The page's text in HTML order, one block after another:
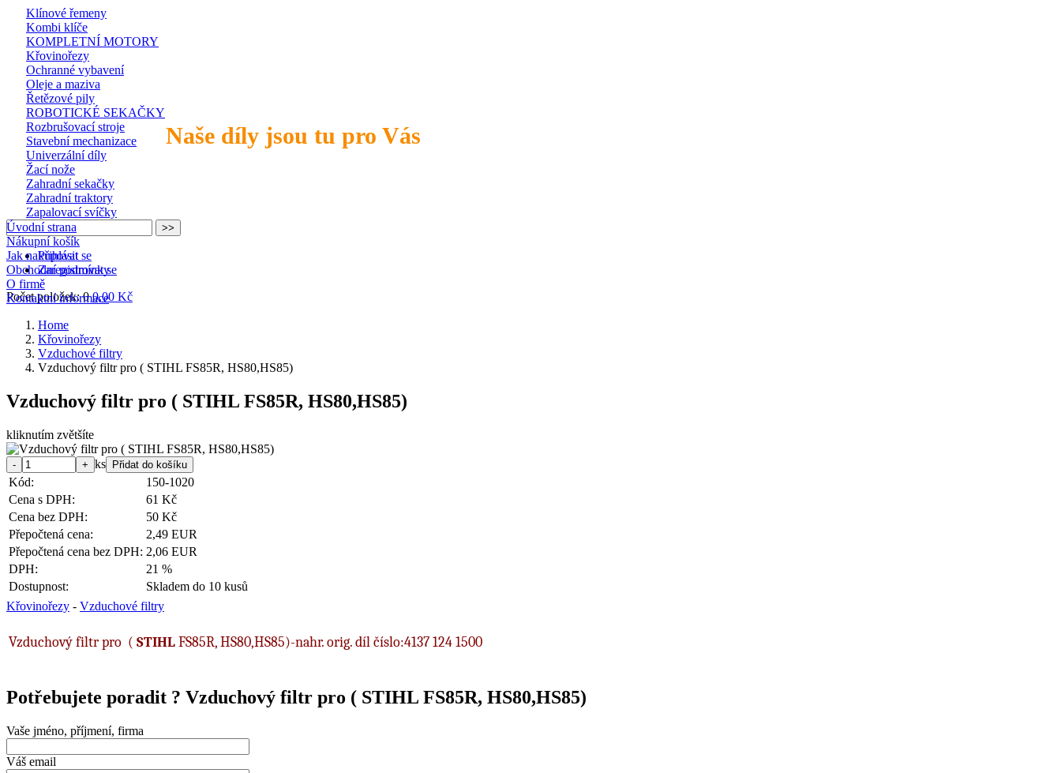
Naše díly jsou tu pro Vás
Klínové řemeny
Kombi klíče
KOMPLETNÍ MOTORY
Křovinořezy
Ochranné vybavení
Oleje a maziva
Řetězové pily
ROBOTICKÉ SEKAČKY
Rozbrušovací stroje
Stavební mechanizace
Univerzální díly
Žací nože
Zahradní sekačky
Zahradní traktory
Zapalovací svíčky
Přihlásit se
Zaregistrovat se
Počet položek: 0 0,00 Kč
Úvodní strana
Nákupní košík
Jak nakupovat
Obchodní podmínky
O firmě
Kontaktní informace
Home
Křovinořezy
Vzduchové filtry
Vzduchový filtr pro ( STIHL FS85R, HS80,HS85)
Vzduchový filtr pro ( STIHL FS85R, HS80,HS85)
kliknutím zvětšíte
ks
Kód:
150-1020
Cena s DPH:
61 Kč
Cena bez DPH:
50 Kč
Přepočtená cena:
2,49 EUR
Přepočtená cena bez DPH: 2,06 EUR
DPH:
21 %
Dostupnost:
Skladem do 10 kusů
Křovinořezy - Vzduchové filtry
Vzduchový filtr pro ( STIHLFS85R, HS80,HS85)-nahr. orig. díl číslo:4137 124 1500
Potřebujete poradit ? Vzduchový filtr pro ( STIHL FS85R, HS80,HS85)
Vaše jméno, příjmení, firma
Váš email